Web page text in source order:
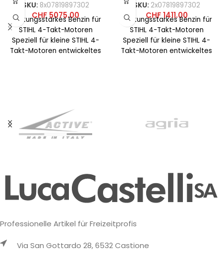
SKU: 8x07819897302
CHF5075.00
Leistungsstarkes Benzin für
STIHL 4-Takt-Motoren
Speziell für kleine STIHL 4-
Takt-Motoren entwickeltes
SKU: 2x07819897302
CHF1411.00
Leistungsstarkes Benzin für
STIHL 4-Takt-Motoren
Speziell für kleine STIHL 4-
Takt-Motoren entwickeltes
Professionelle Artikel für Freizeitprofis
Via San Gottardo 28, 6532 Castione